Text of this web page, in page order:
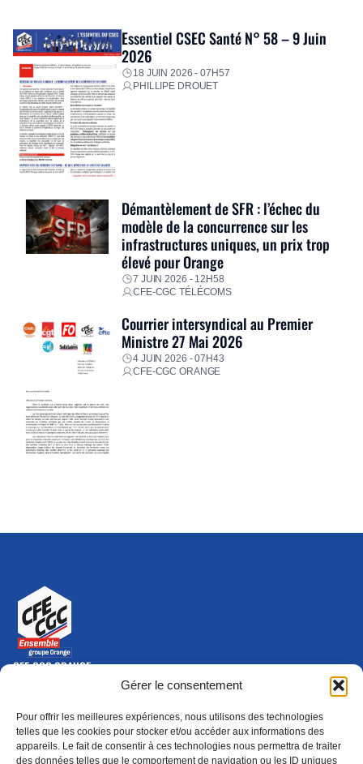
Gérer le consentement
Pour offrir les meilleures expériences, nous utilisons des technologies
telles que les cookies pour stocker et/ou accéder aux informations des
appareils. Le fait de consentir à ces technologies nous permettra de traiter
des données telles que le comportement de navigation ou les ID uniques
Essentiel CSEC Santé N° 58 – 9 Juin
2026
18 JUIN 2026 - 07H57
PHILLIPE DROUET
Démantèlement de SFR : l’échec du
modèle de la concurrence sur les
infrastructures uniques, un prix trop
élevé pour Orange
7 JUIN 2026 - 12H58
CFE-CGC TÉLÉCOMS
Courrier intersyndical au Premier
Ministre 27 Mai 2026
4 JUIN 2026 - 07H43
CFE-CGC ORANGE
CFE-CGC ORANGE
10-12 rue Saint Amand, 75015 Paris Cedex 15
Nous contacter
01 46 79 28 74
S'ABONNER ADHÉRER